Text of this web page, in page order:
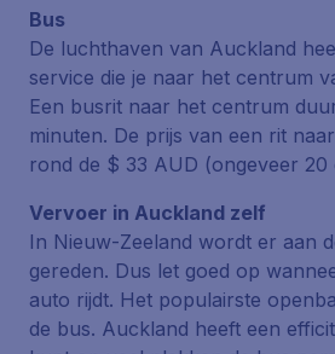
Bus
De luchthaven van Auckland
service die je naar het centrum
Een busrit naar het centrum
minuten. De prijs van een rit
rond de $ 33 AUD (ongeveer 20
Vervoer in Auckland zelf
In Nieuw-Zeeland wordt er aan
gereden. Dus let goed op
auto rijdt. Het populairste
de bus. Auckland heeft een